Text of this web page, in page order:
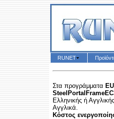
RUNET
Στα προγράμματα
Ελληνικής ή
Αγγλικά.
Κόστος